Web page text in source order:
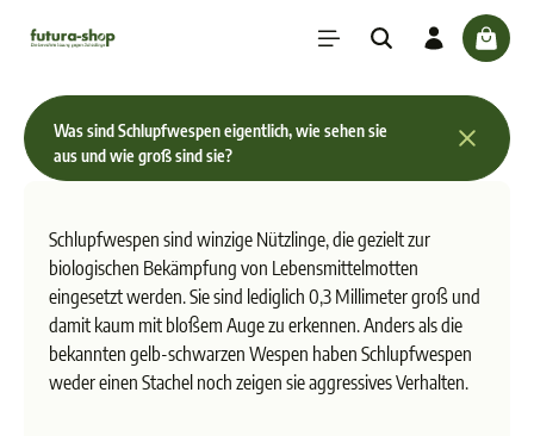
springen
Was sind Schlupfwespen eigentlich, wie sehen sie
aus und wie groß sind sie?
Schlupfwespen sind winzige Nützlinge, die gezielt zur
biologischen Bekämpfung von Lebensmittelmotten
eingesetzt werden. Sie sind lediglich 0,3 Millimeter groß und
damit kaum mit bloßem Auge zu erkennen. Anders als die
bekannten gelb-schwarzen Wespen haben Schlupfwespen
weder einen Stachel noch zeigen sie aggressives Verhalten.